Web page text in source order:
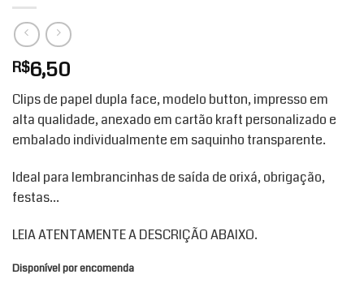
R$6,50
Clips de papel dupla face, modelo button, impresso em
alta qualidade, anexado em cartão kraft personalizado e
embalado individualmente em saquinho transparente.
Ideal para lembrancinhas de saída de orixá, obrigação,
festas…
LEIA ATENTAMENTE A DESCRIÇÃO ABAIXO.
Disponível por encomenda